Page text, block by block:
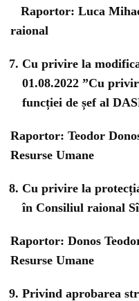
Raportor: Luca
raional
Cu privire la
01.08.2022 ”Cu
funcției de șef al
Raportor: Teodor
Resurse Umane
Cu privire la
în Consiliul raional
Raportor: Donos
Resurse Umane
Privind aprobarea